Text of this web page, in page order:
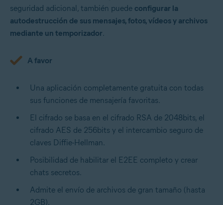
seguridad adicional, también puede configurar la
autodestrucción de sus mensajes, fotos, vídeos y archivos
mediante un temporizador.
A favor
Una aplicación completamente gratuita con todas
sus funciones de mensajería favoritas.
El cifrado se basa en el cifrado RSA de 2048bits, el
cifrado AES de 256bits y el intercambio seguro de
claves Diffie-Hellman.
Posibilidad de habilitar el E2EE completo y crear
chats secretos.
Admite el envío de archivos de gran tamaño (hasta
2GB).